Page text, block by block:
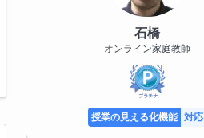
石橋
オンライン家庭教師
授業の見える化機能 対応